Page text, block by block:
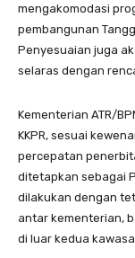
mengakomodasi
pembangunan
Penyesuaian juga
selaras dengan
Kementerian ATR/
KKPR, sesuai
percepatan
ditetapkan sebagai
dilakukan dengan
antar kementerian,
di luar kedua